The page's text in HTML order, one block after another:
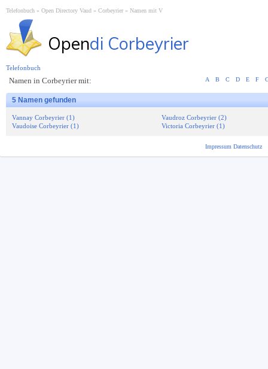
Telefonbuch Open Directory Vaud Corbeyrier Namen mit V
Opendi Corbeyrier
Namen in Corbeyrier mit: A B C D E F
5 Namen gefunden
Vannay Corbeyrier (1)
Vaudoise Corbeyrier (1)
Vaudroz Corbeyrier (2)
Victoria Corbeyrier (1)
Telefonbuch
Impressum Datenschutz